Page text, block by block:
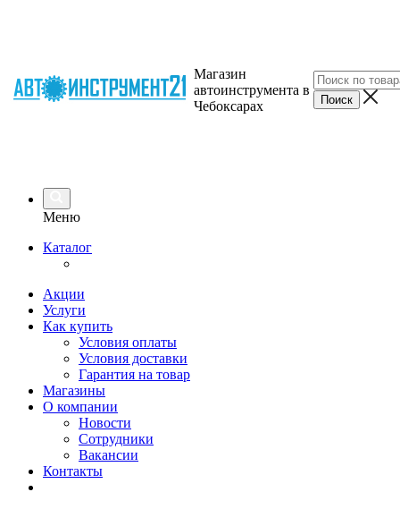
Магазин
автоинструмента в
Чебоксарах
Меню
Каталог
Акции
Услуги
Как купить
Условия оплаты
Условия доставки
Гарантия на товар
Магазины
О компании
Новости
Сотрудники
Вакансии
Контакты